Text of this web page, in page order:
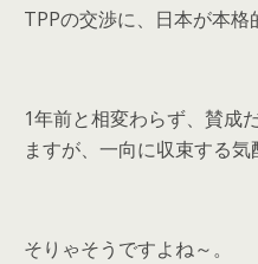
TPPの交渉に、日本が本格
1年前と相変わらず、賛成
ますが、一向に収束する気
そりゃそうですよね～。